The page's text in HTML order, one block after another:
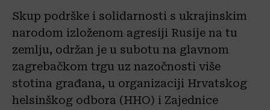
Skup podrške i solidarnosti s ukrajinskim
narodom izloženom agresiji Rusije na tu
zemlju, održan je u subotu na glavnom
zagrebačkom trgu uz nazočnosti više
stotina građana, u organizaciji Hrvatskog
helsinškog odbora (HHO) i Zajednice